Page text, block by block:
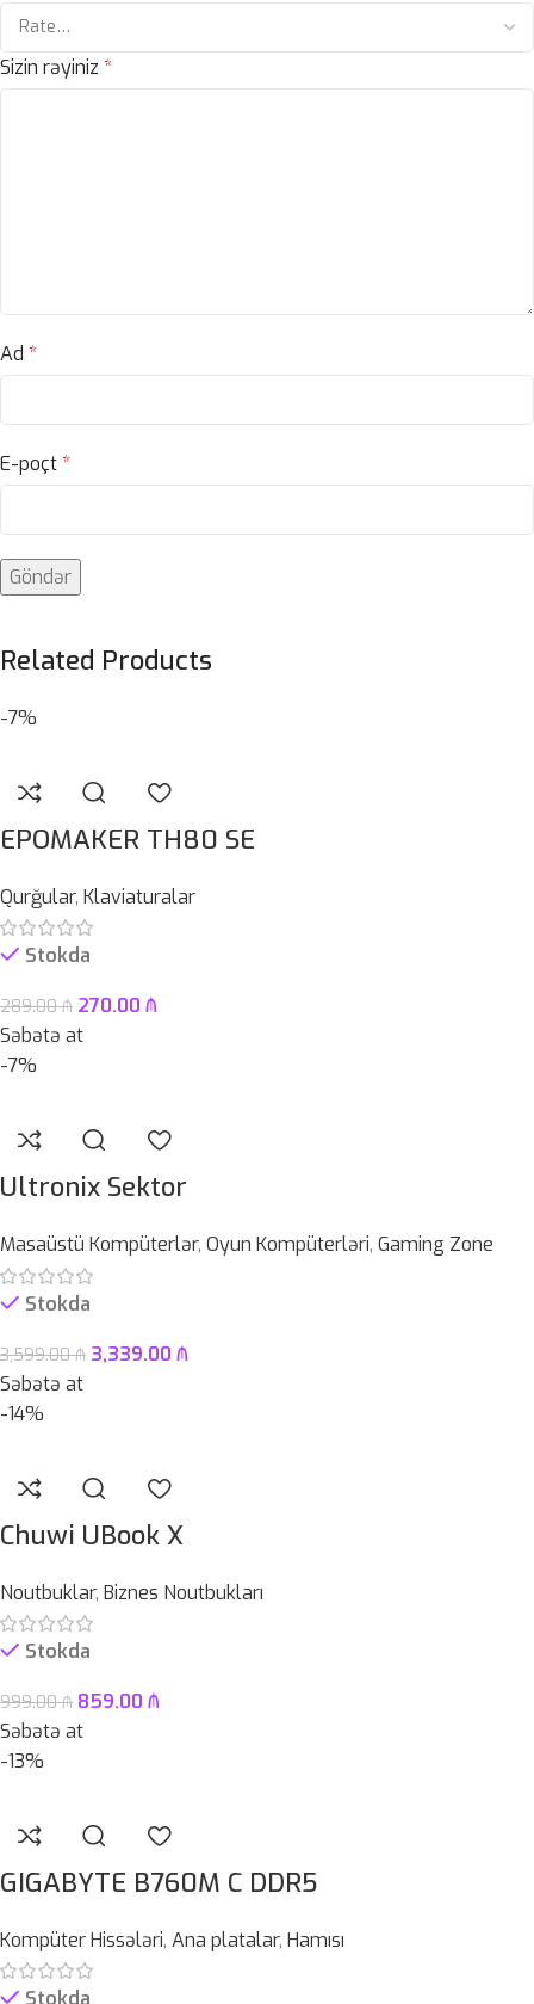
Sizin rəyiniz *
Ad *
E-poçt*
Related Products
-7%
EPOMAKER TH80 SE
Qurğular, Klaviaturalar
Stokda
289.00₼ 270.00 ₼
Səbətə at
-7%
Ultronix Sektor
Masaüstü Kompüterlər, Oyun Kompüterləri, Gaming Zone
Stokda
3,599.00₼ 3,339.00 ₼
Səbətə at
-14%
Chuwi UBook X
Noutbuklar, Biznes Noutbukları
Stokda
999.00₼ 859.00 ₼
Səbətə at
-13%
GIGABYTE B760M C DDR5
Kompüter Hissələri, Ana platalar, Hamısı
Stokda